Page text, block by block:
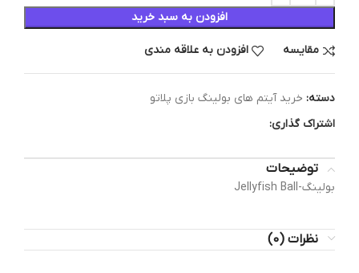
افزودن به سبد خرید
مقایسه افزودن به علاقه مندی
دسته: خرید آیتم های بولینگ بازی پلاتو
اشتراک گذاری:
توضیحات
بولینگ-Jellyfish Ball
نظرات (0)